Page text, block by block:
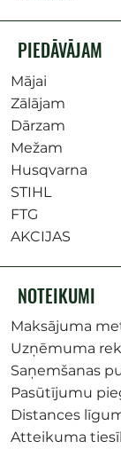
PIEDĀVĀJAM
Mājai
Zālājam
Dārzam
Mežam
Husqvarna
STIHL
FTG
AKCIJAS
NOTEIKUMI
Maksājuma
Uzņēmuma
Saņemšanas
Pasūtījumu
Distances
Atteikuma